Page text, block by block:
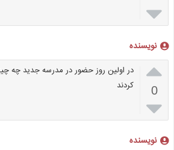

نویسنده

0

در اولین روز حضور در مدرسه جدید چه
کردند
نویسنده